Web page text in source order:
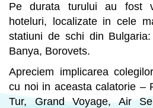
Pe durata turului au fost
hoteluri, localizate in cele
statiuni de schi din
Banya, Borovets.
Apreciem implicarea
cu noi in aceasta calatorie –
Tur, Grand Voyage, Air